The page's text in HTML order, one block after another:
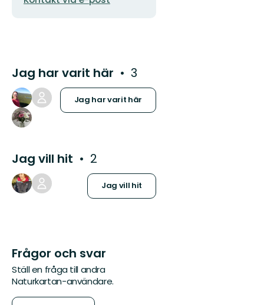
Jag har varit här 3
Jag har varit här
Jag vill hit 2
Jag vill hit
Frågor och svar
Ställ en fråga till andra
Naturkartan-användare.